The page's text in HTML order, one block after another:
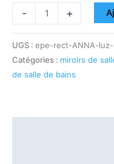
- +
UGS : epe-rect-ANNA-
Catégories : miroirs de
de salle de bains